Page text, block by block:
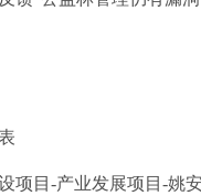
建设项目（A产区）环境影响评价文件审查情况